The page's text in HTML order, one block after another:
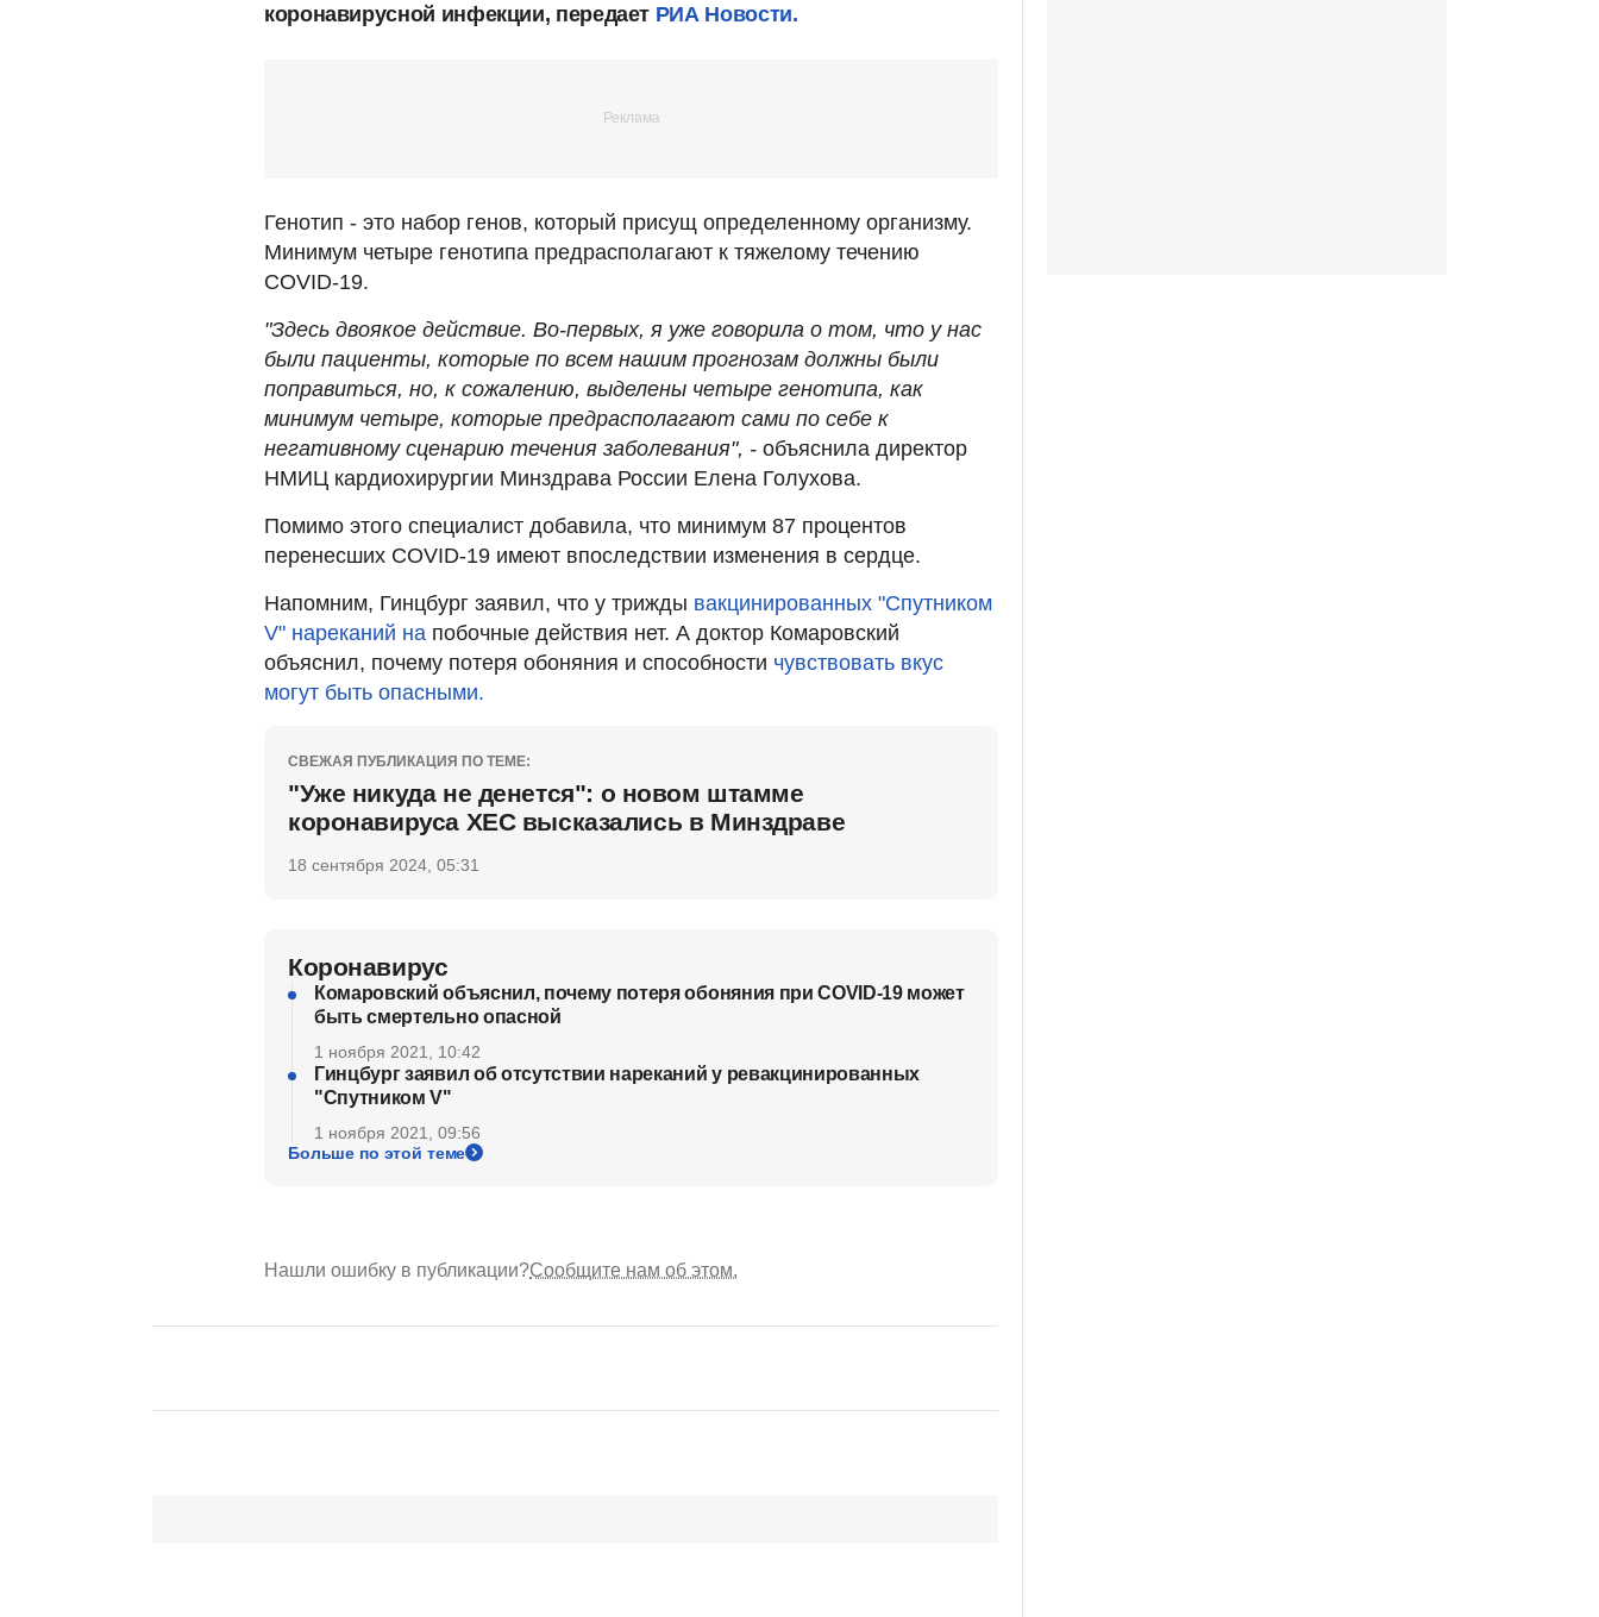
коронавирусной инфекции, передает РИА Новости.
Генотип - это набор генов, который присущ определенному организму.
Минимум четыре генотипа предрасполагают к тяжелому течению
COVID-19.
"Здесь двоякое действие. Во-первых, я уже говорила о том, что у нас
были пациенты, которые по всем нашим прогнозам должны были
поправиться, но, к сожалению, выделены четыре генотипа, как
минимум четыре, которые предрасполагают сами по себе к
негативному сценарию течения заболевания", - объяснила директор
НМИЦ кардиохирургии Минздрава России Елена Голухова.
Помимо этого специалист добавила, что минимум 87 процентов
перенесших COVID-19 имеют впоследствии изменения в сердце.
Напомним, Гинцбург заявил, что у трижды вакцинированных "Спутником
V" нареканий на побочные действия нет. А доктор Комаровский
объяснил, почему потеря обоняния и способности чувствовать вкус
могут быть опасными.
СВЕЖАЯ ПУБЛИКАЦИЯ ПО ТЕМЕ:
"Уже никуда не денется": о новом штамме
коронавируса ХЕС высказались в Минздраве
18 сентября 2024, 05:31
Коронавирус
Комаровский объяснил, почему потеря обоняния при COVID-19 может
быть смертельно опасной
1 ноября 2021, 10:42
Гинцбург заявил об отсутствии нареканий у ревакцинированных
"Спутником V"
1 ноября 2021, 09:56
Больше по этой теме
Нашли ошибку в публикации?Сообщите нам об этом.